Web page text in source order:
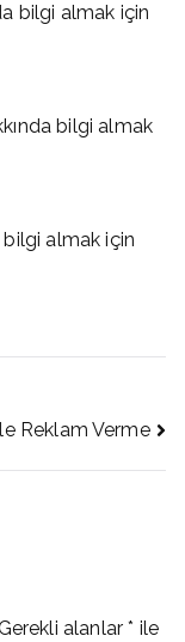
bilgi almak için
bilgi almak
almak için
Reklam Verme
alanlar* ile